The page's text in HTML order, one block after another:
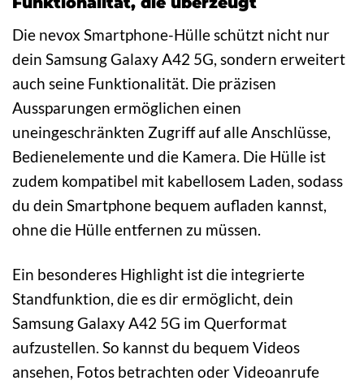
Die nevox Smartphone-Hülle schützt nicht nur
dein Samsung Galaxy A42 5G, sondern erweitert
auch seine Funktionalität. Die präzisen
Aussparungen ermöglichen einen
uneingeschränkten Zugriff auf alle Anschlüsse,
Bedienelemente und die Kamera. Die Hülle ist
zudem kompatibel mit kabellosem Laden, sodass
du dein Smartphone bequem aufladen kannst,
ohne die Hülle entfernen zu müssen.
Ein besonderes Highlight ist die integrierte
Standfunktion, die es dir ermöglicht, dein
Samsung Galaxy A42 5G im Querformat
aufzustellen. So kannst du bequem Videos
ansehen, Fotos betrachten oder Videoanrufe